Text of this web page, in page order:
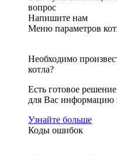
вопрос
Напишите нам
Меню параметров
Необходимо
котла?
Есть готовое
для Вас информацию
Узнайте больше
Коды ошибок